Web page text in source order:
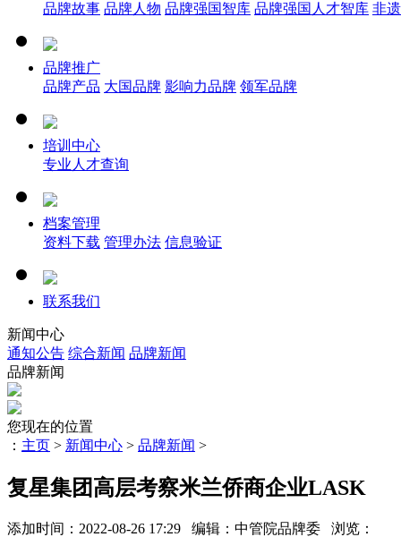
品牌故事 品牌人物 品牌强国智库 品牌强国人才智库 非
品牌推广
品牌产品 大国品牌 影响力品牌 领军品牌
培训中心
专业人才查询
档案管理
资料下载 管理办法 信息验证
联系我们
新闻中心
通知公告 综合新闻 品牌新闻
品牌新闻
您现在的位置
： 主页 > 新闻中心 > 品牌新闻 >
复星集团高层考察米兰侨商企业LASK
添加时间：2022-08-26 17:29 编辑：中管院品牌委 浏览：